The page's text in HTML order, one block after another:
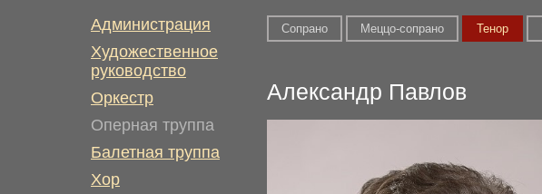
Администрация
Художественное
руководство
Оркестр
Оперная труппа
Балетная труппа
Хор
Сопрано Меццо-сопрано Тенор
Александр Павлов